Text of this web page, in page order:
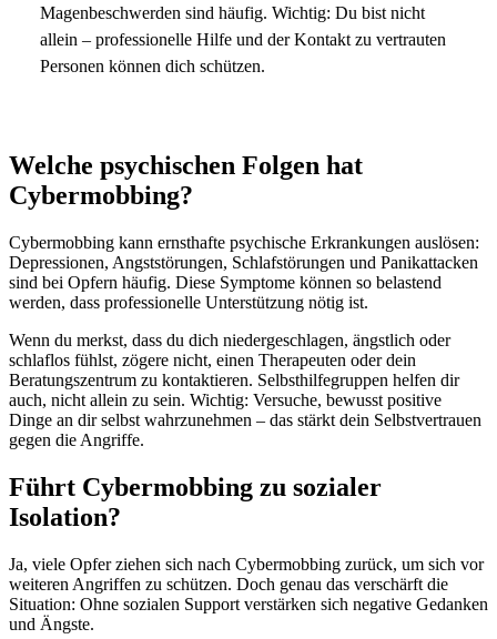
Magenbeschwerden sind häufig. Wichtig: Du bist nicht
allein – professionelle Hilfe und der Kontakt zu vertrauten
Personen können dich schützen.
Welche psychischen Folgen hat
Cybermobbing?
Cybermobbing kann ernsthafte psychische Erkrankungen auslösen:
Depressionen, Angststörungen, Schlafstörungen und Panikattacken
sind bei Opfern häufig. Diese Symptome können so belastend
werden, dass professionelle Unterstützung nötig ist.
Wenn du merkst, dass du dich niedergeschlagen, ängstlich oder
schlaflos fühlst, zögere nicht, einen Therapeuten oder dein
Beratungszentrum zu kontaktieren. Selbsthilfegruppen helfen dir
auch, nicht allein zu sein. Wichtig: Versuche, bewusst positive
Dinge an dir selbst wahrzunehmen – das stärkt dein Selbstvertrauen
gegen die Angriffe.
Führt Cybermobbing zu sozialer
Isolation?
Ja, viele Opfer ziehen sich nach Cybermobbing zurück, um sich vor
weiteren Angriffen zu schützen. Doch genau das verschärft die
Situation: Ohne sozialen Support verstärken sich negative Gedanken
und Ängste.